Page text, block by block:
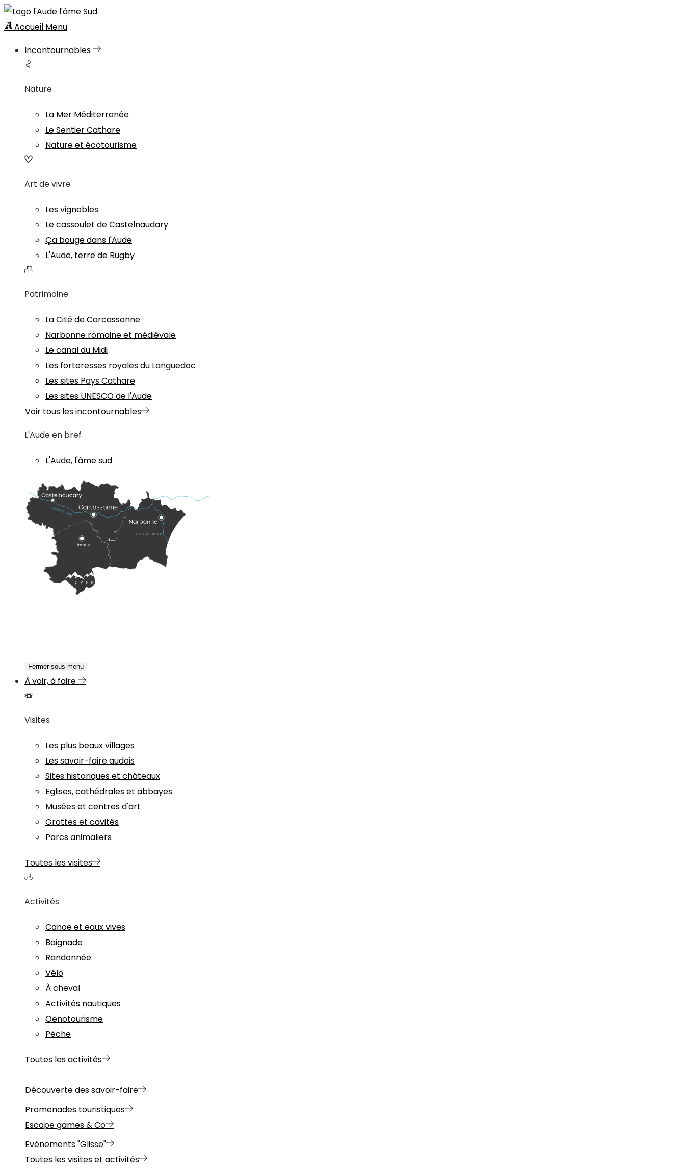
Accueil Menu
Incontournables
Nature
La Mer Méditerranée
Le Sentier Cathare
Nature et écotourisme
Art de vivre
Les vignobles
Le cassoulet de Castelnaudary
Ça bouge dans l'Aude
L'Aude, terre de Rugby
Patrimoine
La Cité de Carcassonne
Narbonne romaine et médiévale
Le canal du Midi
Les forteresses royales du Languedoc
Les sites Pays Cathare
Les sites UNESCO de l'Aude
Voir tous les incontournables
L'Aude en bref
L'Aude, l'âme sud
Fermer sous-menu
À voir, à faire
Visites
Les plus beaux villages
Les savoir-faire audois
Sites historiques et châteaux
Eglises, cathédrales et abbayes
Musées et centres d'art
Grottes et cavités
Parcs animaliers
Toutes les visites
Activités
Canoë et eaux vives
Baignade
Randonnée
Vélo
À cheval
Activités nautiques
Oenotourisme
Pêche
Toutes les activités
Découverte des savoir-faire
Promenades touristiques
Escape games & Co
Evénements "Glisse"
Toutes les visites et activités